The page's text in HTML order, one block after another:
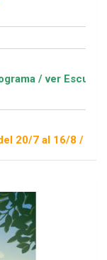
Escuelas Deportivas
8 / Sorteo 1 de